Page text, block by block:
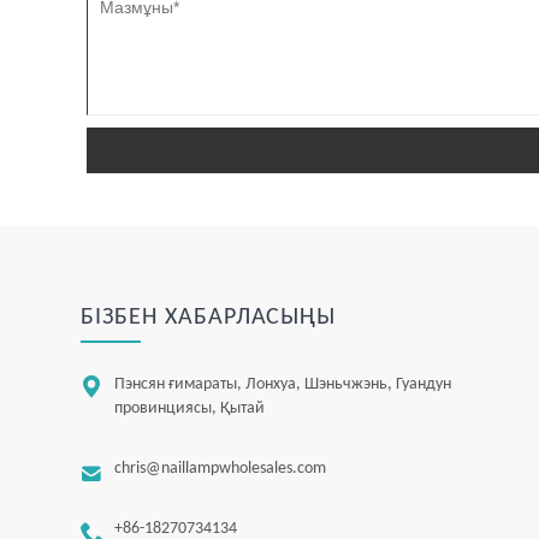
БІЗБЕН ХАБАРЛАСЫҢЫ

Пэнсян ғимараты, Лонхуа, Шэньчжэнь, Гуандун
провинциясы, Қытай
 chris@naillampwholesales.com
 +86-18270734134